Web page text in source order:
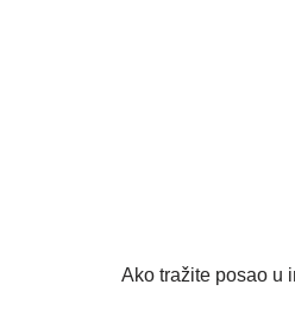
Ako tražite posao u